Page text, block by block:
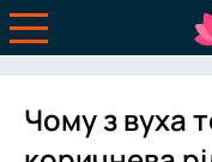
Чому з вуха